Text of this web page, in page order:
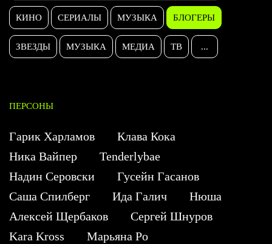
КИНО СЕРИАЛЫ МУЗЫКА БЛОГЕРЫ
ЗВЕЗДЫ МУЗЫКА МЕДИА ТВ ...
ПЕРСОНЫ
Гарик Харламов
Клава Кока
Ника Вайпер
Tenderlybae
Надин Серовски
Гусейн Гасанов
Саша Спилберг
Ида Галич
Нюша
Алексей Щербаков
Сергей Шнуров
Kara Kross
Марьяна Ро